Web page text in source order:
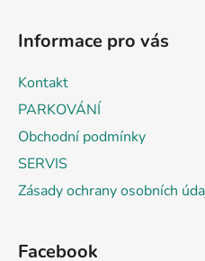
Informace pro vás
Kontakt
PARKOVÁNÍ
Obchodní podmínky
SERVIS
Zásady ochrany osobních
Facebook